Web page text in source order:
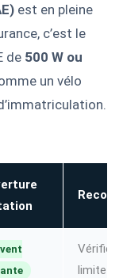
est en pleine
c’est le
de 500 W ou
un vélo
Vérifier
limite